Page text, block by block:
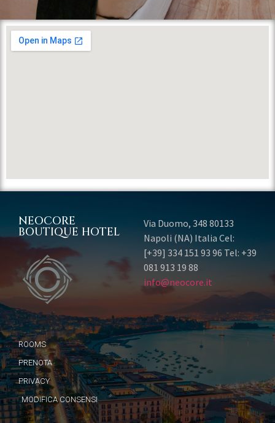
NEOCORE
BOUTIQUE HOTEL
Via Duomo, 348 80133
Napoli (NA) Italia Cel:
[+39] 334 151 93 96 Tel: +39
081 913 19 88
info@neocore.it
ROOMS
PRENOTA
PRIVACY
MODIFICA CONSENSI